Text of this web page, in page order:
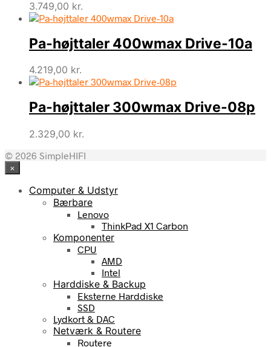
3.749,00 kr.
Pa-højttaler 400wmax Drive-10a
4.219,00 kr.
Pa-højttaler 300wmax Drive-08p
2.329,00 kr.
© 2026 SimpleHIFI
×
Computer & Udstyr
Bærbare
Lenovo
ThinkPad X1 Carbon
Komponenter
CPU
AMD
Intel
Harddiske & Backup
Eksterne Harddiske
SSD
Lydkort & DAC
Netværk & Routere
Routere